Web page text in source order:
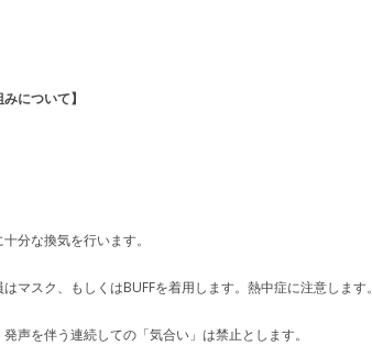
について】
分な換気を行います。
マスク、もしくはBUFFを着用します。熱中症に注意します。
声を伴う連続しての「気合い」は禁止とします。